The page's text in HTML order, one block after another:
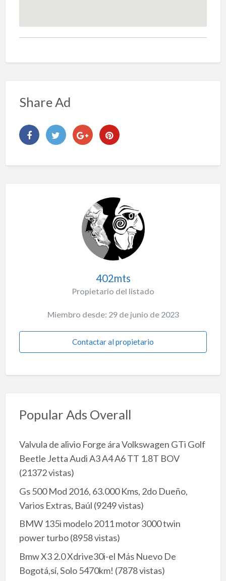
Share Ad
402mts
Propietario del listado
Miembro desde: 29 de junio de 2023
Contactar al propietario
Popular Ads Overall
Valvula de alivio Forge ára Volkswagen GTi Golf
Beetle Jetta Audi A3 A4 A6 TT 1.8T BOV
(21372 vistas)
Gs 500 Mod 2016, 63.000 Kms, 2do Dueño,
Varios Extras, Baúl (9249 vistas)
BMW 135i modelo 2011 motor 3000 twin
power turbo(8958 vistas)
Bmw X3 2.0 Xdrive30i-el Más Nuevo De
Bogotá,sí, Solo 5470km! (7878 vistas)